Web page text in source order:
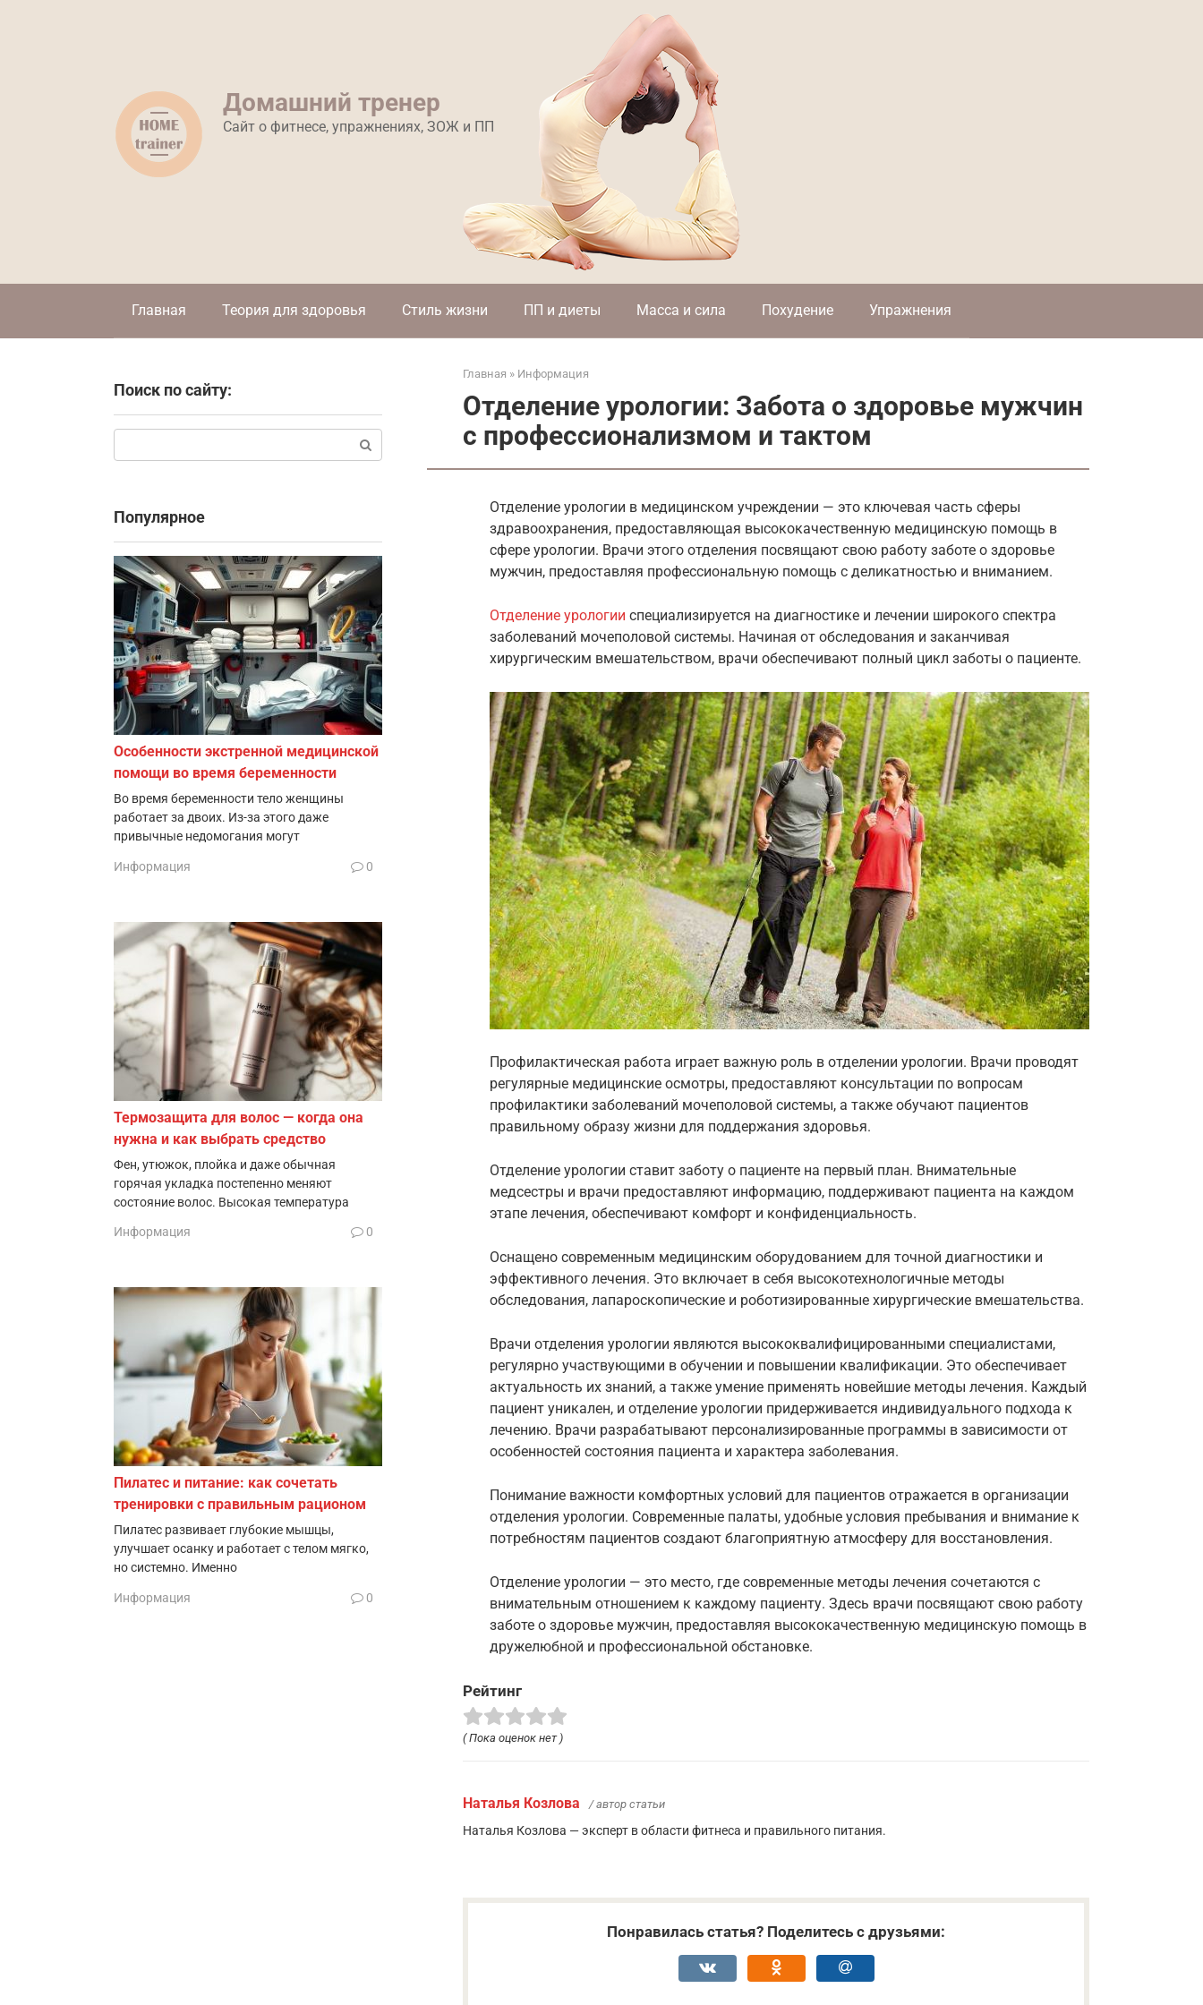
Домашний тренер
Сайт о фитнесе, упражнениях, ЗОЖ и ПП
Главная Теория для здоровья Стиль жизни ПП и диеты Масса и сила Похудение Упражнения
Главная » Информация
Отделение урологии: Забота о здоровье мужчин
с профессионализмом и тактом
Отделение урологии в медицинском учреждении — это ключевая часть сферы
здравоохранения, предоставляющая высококачественную медицинскую помощь в
сфере урологии. Врачи этого отделения посвящают свою работу заботе о здоровье
мужчин, предоставляя профессиональную помощь с деликатностью и вниманием.
Отделение урологии специализируется на диагностике и лечении широкого спектра
заболеваний мочеполовой системы. Начиная от обследования и заканчивая
хирургическим вмешательством, врачи обеспечивают полный цикл заботы о пациенте.
Профилактическая работа играет важную роль в отделении урологии. Врачи проводят
регулярные медицинские осмотры, предоставляют консультации по вопросам
профилактики заболеваний мочеполовой системы, а также обучают пациентов
правильному образу жизни для поддержания здоровья.
Отделение урологии ставит заботу о пациенте на первый план. Внимательные
медсестры и врачи предоставляют информацию, поддерживают пациента на каждом
этапе лечения, обеспечивают комфорт и конфиденциальность.
Оснащено современным медицинским оборудованием для точной диагностики и
эффективного лечения. Это включает в себя высокотехнологичные методы
обследования, лапароскопические и роботизированные хирургические вмешательства.
Врачи отделения урологии являются высококвалифицированными специалистами,
регулярно участвующими в обучении и повышении квалификации. Это обеспечивает
актуальность их знаний, а также умение применять новейшие методы лечения. Каждый
пациент уникален, и отделение урологии придерживается индивидуального подхода к
лечению. Врачи разрабатывают персонализированные программы в зависимости от
особенностей состояния пациента и характера заболевания.
Понимание важности комфортных условий для пациентов отражается в организации
отделения урологии. Современные палаты, удобные условия пребывания и внимание к
потребностям пациентов создают благоприятную атмосферу для восстановления.
Отделение урологии — это место, где современные методы лечения сочетаются с
внимательным отношением к каждому пациенту. Здесь врачи посвящают свою работу
заботе о здоровье мужчин, предоставляя высококачественную медицинскую помощь в
дружелюбной и профессиональной обстановке.
Рейтинг
( Пока оценок нет )
Наталья Козлова / автор статьи
Наталья Козлова — эксперт в области фитнеса и правильного питания.
Понравилась статья? Поделитесь с друзьями:
Поиск по сайту:
Популярное
Особенности экстренной медицинской
помощи во время беременности
Во время беременности тело женщины
работает за двоих. Из-за этого даже
привычные недомогания могут
Информация 0
Термозащита для волос — когда она
нужна и как выбрать средство
Фен, утюжок, плойка и даже обычная
горячая укладка постепенно меняют
состояние волос. Высокая температура
Информация 0
Пилатес и питание: как сочетать
тренировки с правильным рационом
Пилатес развивает глубокие мышцы,
улучшает осанку и работает с телом мягко,
но системно. Именно
Информация 0